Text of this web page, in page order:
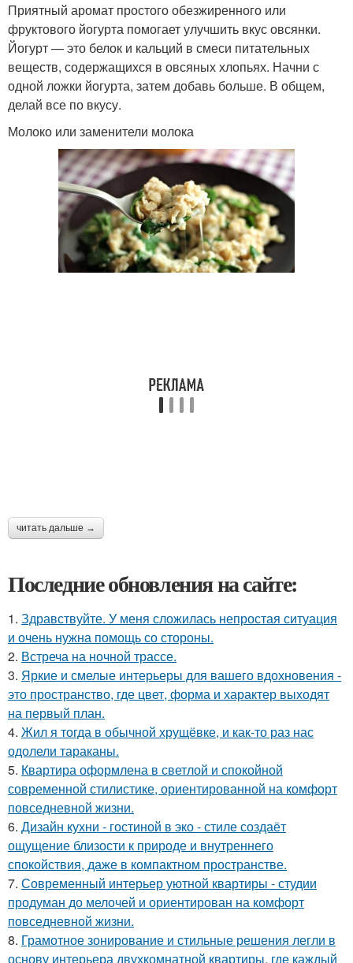
Приятный аромат простого обезжиренного или
фруктового йогурта помогает улучшить вкус овсянки.
Йогурт — это белок и кальций в смеси питательных
веществ, содержащихся в овсяных хлопьях. Начни с
одной ложки йогурта, затем добавь больше. В общем,
делай все по вкусу.
Молоко или заменители молока
читать дальше →
Последние обновления на сайте:
1. Здравствуйте. У меня сложилась непростая ситуация
и очень нужна помощь со стороны.
2. Встреча на ночной трассе.
3. Яркие и смелые интерьеры для вашего вдохновения -
это пространство, где цвет, форма и характер выходят
на первый план.
4. Жил я тогда в обычной хрущёвке, и как-то раз нас
одолели тараканы.
5. Квартира оформлена в светлой и спокойной
современной стилистике, ориентированной на комфорт
повседневной жизни.
6. Дизайн кухни - гостиной в эко - стиле создаёт
ощущение близости к природе и внутреннего
спокойствия, даже в компактном пространстве.
7. Современный интерьер уютной квартиры - студии
продуман до мелочей и ориентирован на комфорт
повседневной жизни.
8. Грамотное зонирование и стильные решения легли в
основу интерьера двухкомнатной квартиры, где каждый